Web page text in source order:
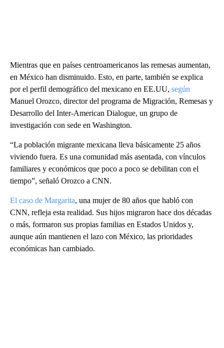
Mientras que en países centroamericanos las remesas aumentan,
en México han disminuido. Esto, en parte, también se explica
por el perfil demográfico del mexicano en EE.UU, según
Manuel Orozco, director del programa de Migración, Remesas y
Desarrollo del Inter-American Dialogue, un grupo de
investigación con sede en Washington.
“La población migrante mexicana lleva básicamente 25 años
viviendo fuera. Es una comunidad más asentada, con vínculos
familiares y económicos que poco a poco se debilitan con el
tiempo”, señaló Orozco a CNN.
El caso de Margarita, una mujer de 80 años que habló con
CNN, refleja esta realidad. Sus hijos migraron hace dos décadas
o más, formaron sus propias familias en Estados Unidos y,
aunque aún mantienen el lazo con México, las prioridades
económicas han cambiado.